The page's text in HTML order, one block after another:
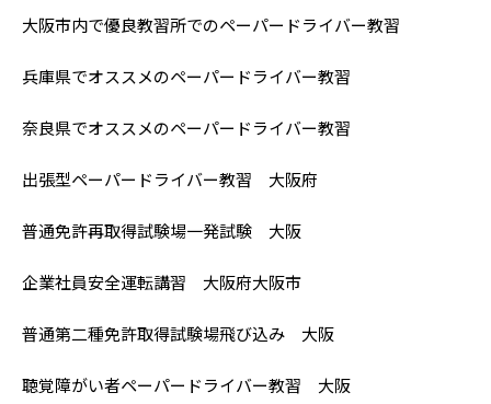
大阪市内で優良教習所でのペーパードライバー教習
兵庫県でオススメのペーパードライバー教習
奈良県でオススメのペーパードライバー教習
出張型ペーパードライバー教習 大阪府
普通免許再取得試験場一発試験 大阪
企業社員安全運転講習 大阪府大阪市
普通第二種免許取得試験場飛び込み 大阪
‍聴覚障がい者ペーパードライバー教習 大阪